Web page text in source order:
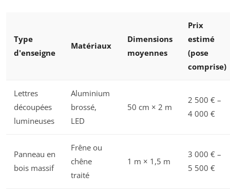
Type
d'enseigne
Matériaux
Dimensions
moyennes
Prix
estimé
(pose
comprise)
Lettres
découpées
lumineuses
Aluminium
brossé,
LED
50 cm × 2 m
2 500 € –
4 000 €
Panneau en
bois massif
Frêne ou
chêne
traité
1 m × 1,5 m
3 000 € –
5 500 €